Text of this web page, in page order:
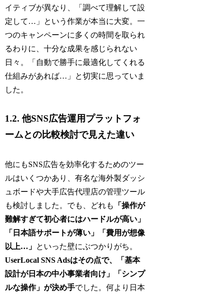
イティブが異なり、「調べて理解して設
定して…」という作業が本当に大変。一
つのキャンペーンに多くの時間を取られ
るわりに、十分な成果を感じられない
日々。「自動で勝手に最適化してくれる
仕組みがあれば…」と切実に思っていま
した。
1.2. 他SNS広告運用プラットフォ
ームとの比較検討で見えた違い
他にもSNS広告を効率化するためのツー
ルはいくつかあり、有名な海外製ダッシ
ュボードや大手広告代理店の管理ツール
も検討しました。でも、どれも
「操作が
難解すぎて初心者にはハードルが高い」
「日本語サポートが薄い」「費用が想像
以上…」 といった壁にぶつかりがち。
UserLocal SNS Adsはその点で、「基本
設計が日本の中小事業者向け」「シンプ
ルな操作」が決め手でした。何より日本